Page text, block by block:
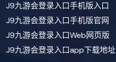
J9九游会登录入口手机版入口
J9九游会登录入口手机版官网
J9九游会登录入口Web网页版
J9九游会登录入口app下载地址